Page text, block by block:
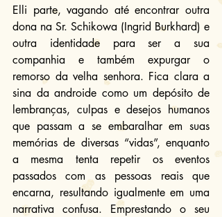
Elli parte, vagando até encontrar outra
dona na Sr. Schikowa (Ingrid Burkhard) e
outra identidade para ser a sua
companhia e também expurgar o
remorso da velha senhora. Fica clara a
sina da androide como um depósito de
lembranças, culpas e desejos humanos
que passam a se embaralhar em suas
memórias de diversas “vidas”, enquanto
a mesma tenta repetir os eventos
passados com as pessoas reais que
encarna, resultando igualmente em uma
narrativa confusa. Emprestando o seu